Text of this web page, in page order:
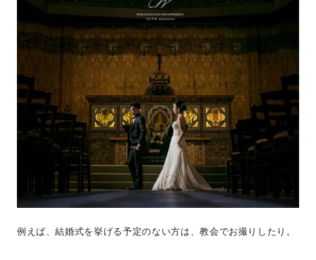
例えば、結婚式を挙げる予定のない方は、教会でお撮りしたり。